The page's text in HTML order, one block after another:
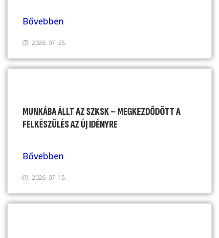
2026. 07. 25.
Bővebben
MUNKÁBA ÁLLT AZ SZKSK – MEGKEZDŐDÖTT A
FELKÉSZÜLÉS AZ ÚJ IDÉNYRE
2026. 07. 15.
Bővebben